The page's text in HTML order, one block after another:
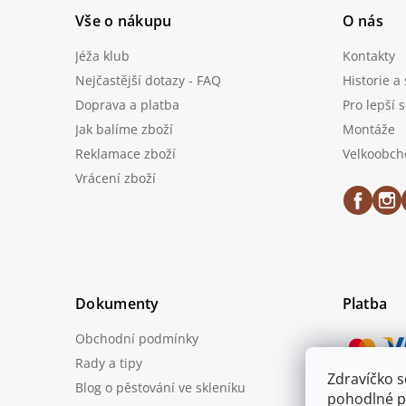
Zdravíčko
pohodlné
Vše o nákupu
Jéža klub
Nejčastější dotazy - FAQ
Doprava a platba
Jak balíme zboží
Reklamace zboží
Vrácení zboží
O nás
Kontakty
Historie a
Pro lepší
Montáže
Dokumenty
Obchodní podmínky
Rady a tipy
Blog o pěstování ve skleníku
Platba